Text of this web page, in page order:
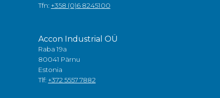
Tfn: +358 (0)6 8245100
Accon Industrial OÜ
Raba 19a
80041 Pärnu
Estonia
Tlf: +372 5557 7882